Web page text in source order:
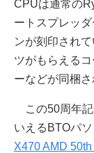
CPUは通常の
ートスプレッ
ンが刻印され
ツがもらえる
ーなどが同梱さ
この50周年記
いえるBTOパソ
X470 AMD